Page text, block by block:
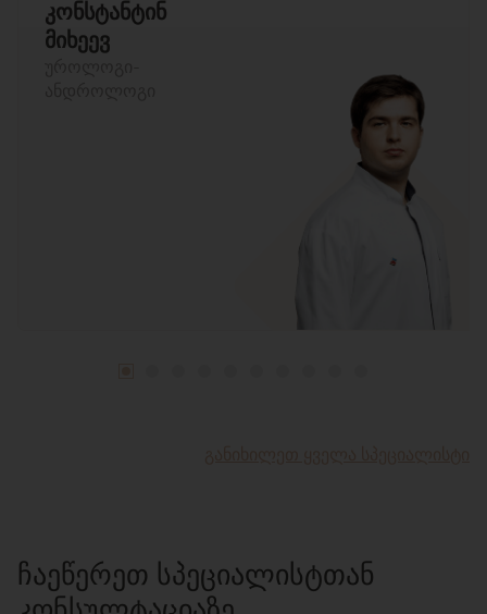
კონსტანტინ
მიხეევ
ᲩᲐᲔᲬᲔᲠᲔᲗ ᲡᲞᲔᲪᲘᲐᲚᲘᲡᲢᲗᲐᲜ